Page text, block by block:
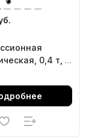
0,4 т, h
1670 мм//